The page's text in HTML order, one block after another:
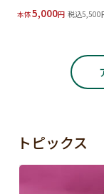
本体5,000円 税込5,500
トピックス